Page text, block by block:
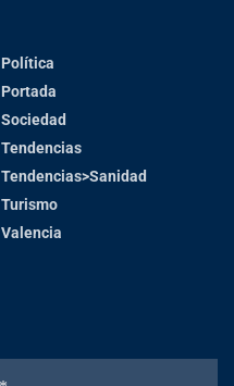
Política
Portada
Sociedad
Tendencias
Tendencias>Sanidad
Turismo
Valencia